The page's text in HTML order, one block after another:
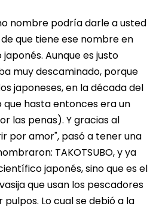
nombre podría darle a usted
que tiene ese nombre en
Aunque es justo
muy descaminado, porque
japoneses, en la década del
que hasta entonces era un
las penas). Y gracias al
por amor", pasó a tener una
TAKOTSUBO, y ya
japonés, sino que es el
que usan los pescadores
Lo cual se debió a la